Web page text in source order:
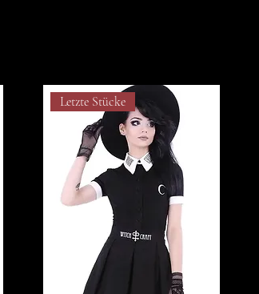
Letzte Stücke